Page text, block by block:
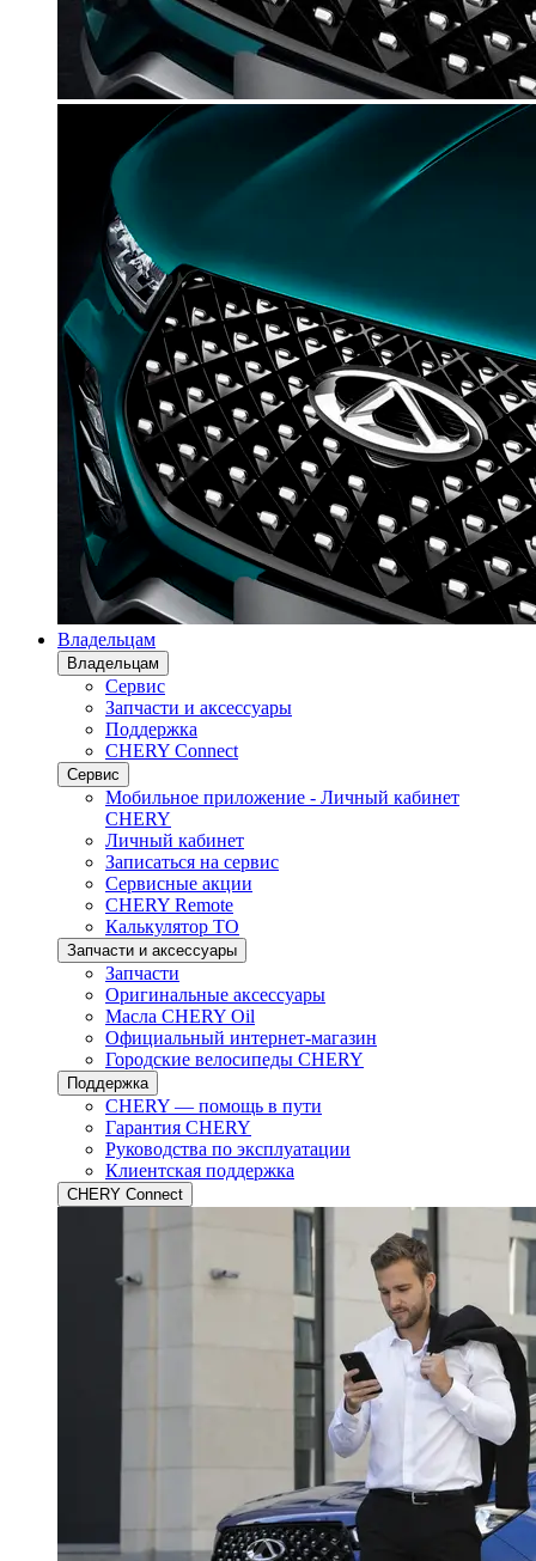
Владельцам
Владельцам
Сервис
Запчасти и аксессуары
Поддержка
CHERY Connect
Сервис
Мобильное приложение - Личный кабинет
CHERY
Личный кабинет
Записаться на сервис
Сервисные акции
CHERY Remote
Калькулятор ТО
Запчасти и аксессуары
Запчасти
Оригинальные аксессуары
Масла CHERY Oil
Официальный интернет-магазин
Городские велосипеды CHERY
Поддержка
CHERY — помощь в пути
Гарантия CHERY
Руководства по эксплуатации
Клиентская поддержка
CHERY Connect